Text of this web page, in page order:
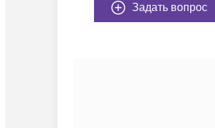
Задать вопрос